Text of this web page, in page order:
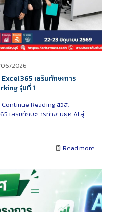
2026
365 เสริมทักษะการ
รุ่นที่ 1
Continue Reading สวส.
เสริมทักษะการทำงานยุค AI สู่
Read more